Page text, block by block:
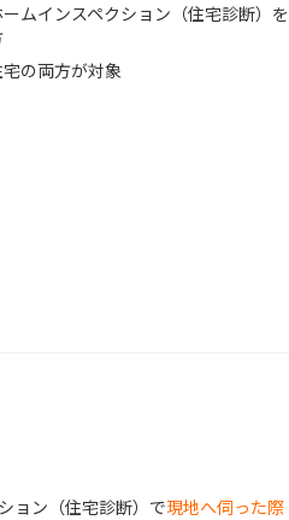
ムインスペクション（住宅診断）を
の両方が対象
ョン（住宅診断）で現地へ伺った際